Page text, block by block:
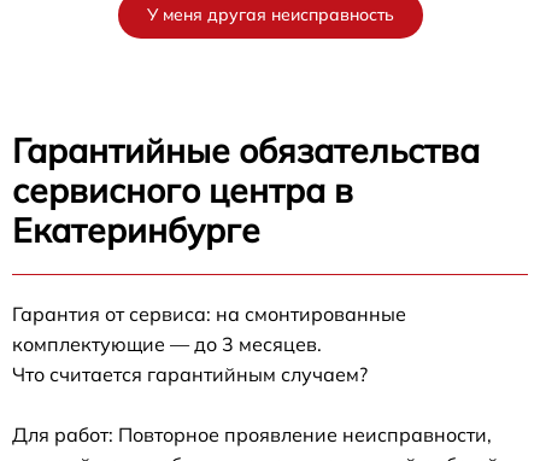
У меня другая неисправность
Гарантийные обязательства
сервисного центра в
Екатеринбурге
Гарантия от сервиса: на смонтированные
комплектующие — до 3 месяцев.
Что считается гарантийным случаем?
Для работ: Повторное проявление неисправности,